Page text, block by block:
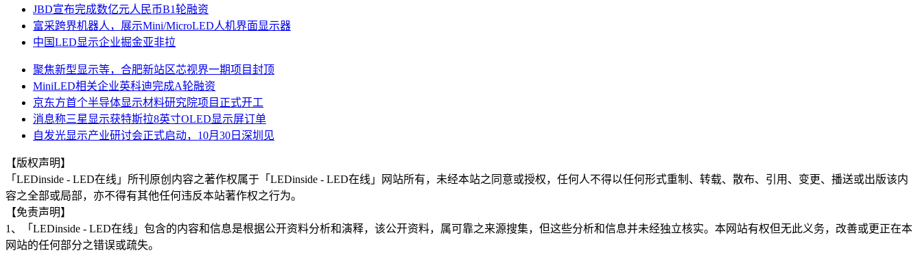
JBD宣布完成数亿元人民币B1轮融资
富采跨界机器人，展示Mini/MicroLED人机界面显示器
中国LED显示企业掘金亚非拉
聚焦新型显示等，合肥新站区芯视界一期项目封顶
MiniLED相关企业英科迪完成A轮融资
京东方首个半导体显示材料研究院项目正式开工
消息称三星显示获特斯拉8英寸OLED显示屏订单
自发光显示产业研讨会正式启动，10月30日深圳见
【版权声明】
「LEDinside - LED在线」所刊原创内容之著作权属于「LEDinside - LED在线」网站所有，未经本站之同意或授权，任何人不得以任何形式重制、转载、散布、引用、变更、播送或出版该内
容之全部或局部，亦不得有其他任何违反本站著作权之行为。
【免责声明】
1、「LEDinside - LED在线」包含的内容和信息是根据公开资料分析和演释，该公开资料，属可靠之来源搜集，但这些分析和信息并未经独立核实。本网站有权但无此义务，改善或更正在本
网站的任何部分之错误或疏失。